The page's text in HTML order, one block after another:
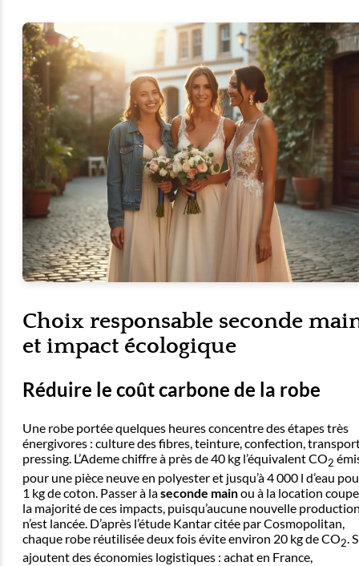
Choix responsable seconde
et impact écologique
Réduire le coût carbone de la robe
Une robe portée quelques heures concentre des étapes très
énergivores : culture des fibres, teinture, confection,
pressing. L’Ademe chiffre à près de 40 kg l’équivalent CO2
pour une pièce neuve en polyester et jusqu’à 4 000 l d’eau
1 kg de coton. Passer à laseconde mainou à la location coupe
la majorité de ces impacts, puisqu’aucune nouvelle
n’est lancée. D’après l’étude Kantar citée par Cosmopolitan,
chaque robe réutilisée deux fois évite environ 20 kg de CO2 .
ajoutent des économies logistiques : achat en France,